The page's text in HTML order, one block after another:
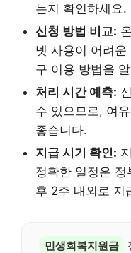
는지 확인하세요.
신청 방법 비교:
넷 사용이 어려
구 이용 방법을
처리 시간 예측:
수 있으므로, 여
좋습니다.
지급 시기 확인:
정확한 일정은
후 2주 내외로 지
민생회복지원금